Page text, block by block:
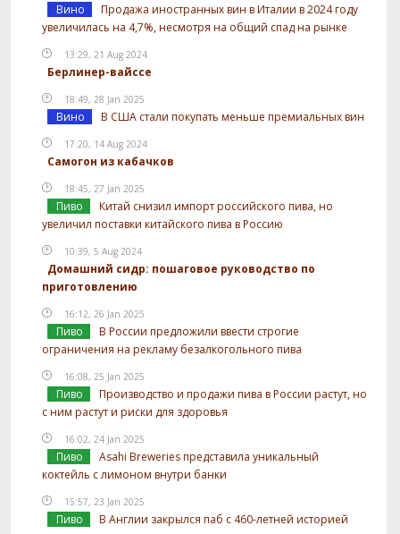
Вино
Продажа иностранных вин в Италии в 2024 году
увеличилась на 4,7%, несмотря на общий спад на рынке
13:29, 21 Aug 2024
Берлинер-вайссе
18:49, 28 Jan 2025
Вино В США стали покупать меньше премиальных вин
17:20, 14 Aug 2024
Самогон из кабачков
18:45, 27 Jan 2025
Пиво
Китай снизил импорт российского пива, но
увеличил поставки китайского пива в Россию
10:39, 5 Aug 2024
Домашний сидр: пошаговое руководство по
приготовлению
16:12, 26 Jan 2025
Пиво
В России предложили ввести строгие
ограничения на рекламу безалкогольного пива
16:08, 25 Jan 2025
Пиво
Производство и продажи пива в России растут, но
с ним растут и риски для здоровья
16:02, 24 Jan 2025
Пиво
Asahi Breweries представила уникальный
коктейль с лимоном внутри банки
15:57, 23 Jan 2025
Пиво В Англии закрылся паб с 460-летней историей